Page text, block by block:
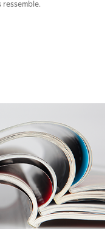
ressemble.